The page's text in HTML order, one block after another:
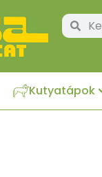
Kutyatápok